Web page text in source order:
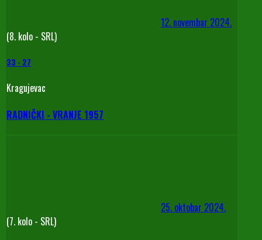
12. novembar 2024.
(8. kolo - SRL)
33 - 27
Kragujevac
RADNIČKI - VRANJE 1957
25. oktobar 2024.
(7. kolo - SRL)